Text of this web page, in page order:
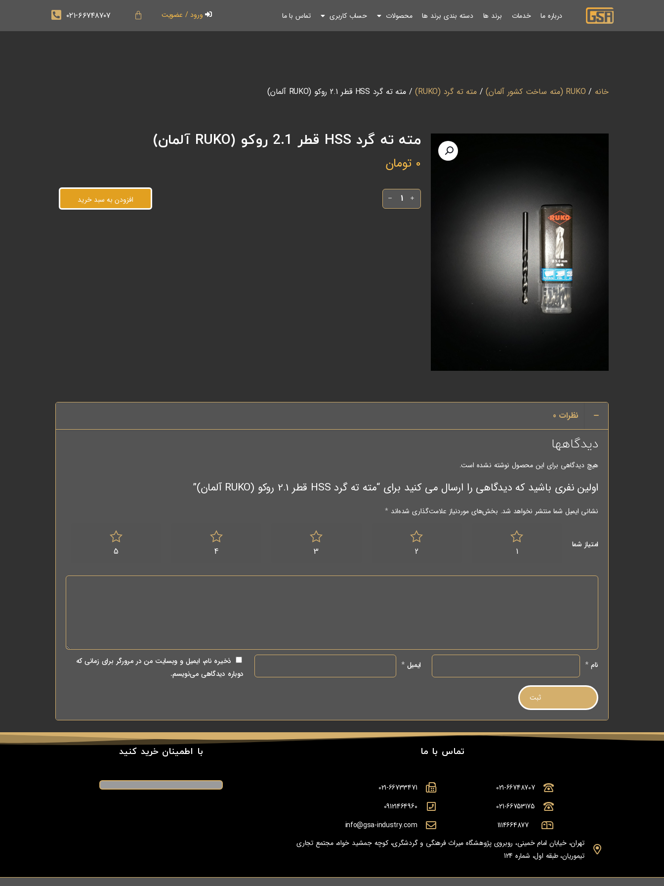
درباره ما خدمات برند ها دسته بندی برند ها محصولات حساب کاربری تماس با ما ورود / عضویت ۰۲۱-۶۶۷۴۸۷۰۷
خانه / RUKO (مته ساخت کشور آلمان) /مته ته گرد (RUKO) / مته ته گرد HSS قطر 2.1 روکو (RUKO آلمان)
مته ته گرد HSS قطر 2.1 روکو (RUKO آلمان)
0 تومان
افزودن به سبد خرید
نظرات 0
دیدگاهها
هیچ دیدگاهی برای این محصول نوشته نشده است.
اولین نفری باشید که دیدگاهی را ارسال می کنید برای “مته ته گرد HSS قطر 2.1 روکو (RUKO آلمان)”
نشانی ایمیل شما منتشر نخواهد شد. بخش‌های موردنیاز علامت‌گذاری شده‌اند *
امتیاز شما
1
2
3
4
5
نام* ایمیل*
ذخیره نام، ایمیل و وبسایت من در مرورگر برای زمانی که
دوباره دیدگاهی می‌نویسم.
تماس با ما
021-66748707
021-66753175
1114664877
021-66733471
09121464960
info@gsa-industry.com
تهران، خیابان امام خمینی، روبروی پژوهشگاه میراث فرهنگی و گردشگری، کوچه جمشید خواه، مجتمع تجاری
تیموریان، طبقه اول، شماره 124
با اطمینان خرید کنید